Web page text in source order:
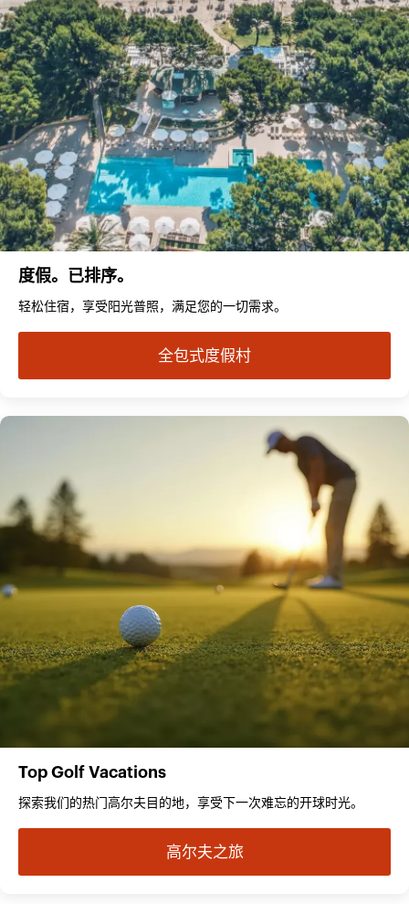
度假。已排序。
轻松住宿，享受阳光普照，满足您的一切需求。
全包式度假村
Top Golf Vacations
探索我们的热门高尔夫目的地，享受下一次难忘的开球时光。
高尔夫之旅